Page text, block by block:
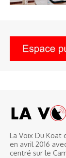
La Voix Du Koat
en avril 2016
centré sur le